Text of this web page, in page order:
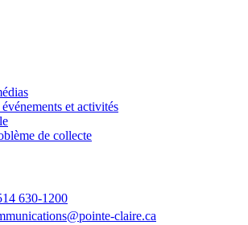
et activités
de collecte
630-1200
claire.ca